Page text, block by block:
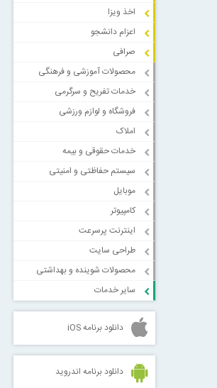
اخذ ویزا
اعزام دانشجو
صرافی
محصولات آموزشی و فرهنگی
خدمات تفریح و سرگرمی
فروشگاه و لوازم ورزشی
املاک
خدمات حقوقی و بیمه
سیستم حفاظتی و امنیتی
موبایل
کامپیوتر
اینترنت پرسرعت
طراحی سایت
محصولات شوینده و بهداشتی
سایر خدمات
دانلود برنامه iOS
دانلود برنامه اندروید